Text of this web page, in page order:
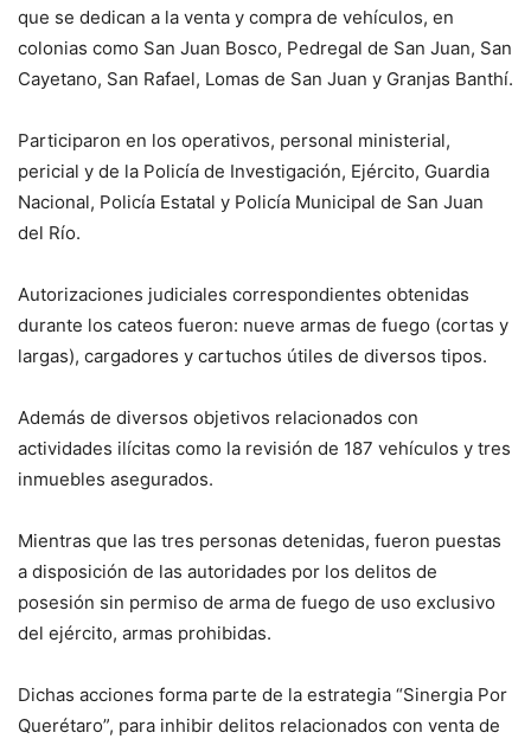
que se dedican a la venta y compra de vehículos, en
colonias como San Juan Bosco, Pedregal de San Juan, San
Cayetano, San Rafael, Lomas de San Juan y Granjas Banthí.
Participaron en los operativos, personal ministerial,
pericial y de la Policía de Investigación, Ejército, Guardia
Nacional, Policía Estatal y Policía Municipal de San Juan
del Río.
Autorizaciones judiciales correspondientes obtenidas
durante los cateos fueron: nueve armas de fuego (cortas y
largas), cargadores y cartuchos útiles de diversos tipos.
Además de diversos objetivos relacionados con
actividades ilícitas como la revisión de 187 vehículos y tres
inmuebles asegurados.
Mientras que las tres personas detenidas, fueron puestas
a disposición de las autoridades por los delitos de
posesión sin permiso de arma de fuego de uso exclusivo
del ejército, armas prohibidas.
Dichas acciones forma parte de la estrategia “Sinergia Por
Querétaro”, para inhibir delitos relacionados con venta de